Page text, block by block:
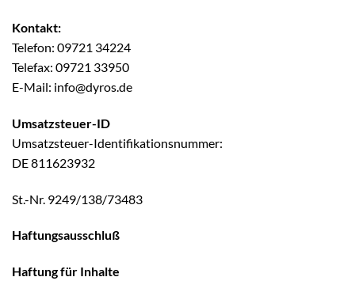
Kontakt:
Telefon: 09721 34224
Telefax: 09721 33950
E-Mail: info@dyros.de
Umsatzsteuer-ID
Umsatzsteuer-Identifikationsnummer:
DE 811623932
St.-Nr. 9249/138/73483
Haftungsausschluß
Haftung für Inhalte